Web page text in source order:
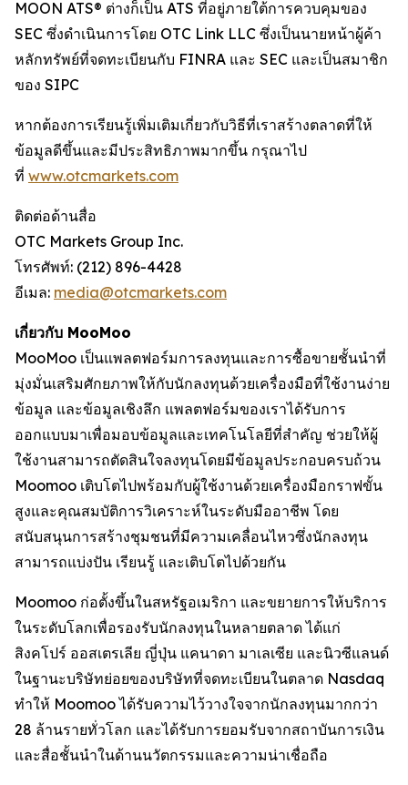
MOON ATS® ต่างก็เป็น ATS ที่อยู่ภายใต้การควบคุมของ
SEC ซึ่งดำเนินการโดย OTC Link LLC ซึ่งเป็นนายหน้าผู้ค้า
หลักทรัพย์ที่จดทะเบียนกับ FINRA และ SEC และเป็นสมาชิก
ของ SIPC
หากต้องการเรียนรู้เพิ่มเติมเกี่ยวกับวิธีที่เราสร้างตลาดที่ให้
ข้อมูลดีขึ้นและมีประสิทธิภาพมากขึ้น กรุณาไป
ที่ www.otcmarkets.com
ติดต่อด้านสื่อ
OTC Markets Group Inc.
โทรศัพท์: (212) 896-4428
อีเมล: media@otcmarkets.com
เกี่ยวกับ MooMoo
MooMoo เป็นแพลตฟอร์มการลงทุนและการซื้อขายชั้นนำที่
มุ่งมั่นเสริมศักยภาพให้กับนักลงทุนด้วยเครื่องมือที่ใช้งานง่าย
ข้อมูล และข้อมูลเชิงลึก แพลตฟอร์มของเราได้รับการ
ออกแบบมาเพื่อมอบข้อมูลและเทคโนโลยีที่สำคัญ ช่วยให้ผู้
ใช้งานสามารถตัดสินใจลงทุนโดยมีข้อมูลประกอบครบถ้วน
Moomoo เติบโตไปพร้อมกับผู้ใช้งานด้วยเครื่องมือกราฟขั้น
สูงและคุณสมบัติการวิเคราะห์ในระดับมืออาชีพ โดย
สนับสนุนการสร้างชุมชนที่มีความเคลื่อนไหวซึ่งนักลงทุน
สามารถแบ่งปัน เรียนรู้ และเติบโตไปด้วยกัน
Moomoo ก่อตั้งขึ้นในสหรัฐอเมริกา และขยายการให้บริการ
ในระดับโลกเพื่อรองรับนักลงทุนในหลายตลาด ได้แก่
สิงคโปร์ ออสเตรเลีย ญี่ปุ่น แคนาดา มาเลเซีย และนิวซีแลนด์
ในฐานะบริษัทย่อยของบริษัทที่จดทะเบียนในตลาด Nasdaq
ทำให้ Moomoo ได้รับความไว้วางใจจากนักลงทุนมากกว่า
28 ล้านรายทั่วโลก และได้รับการยอมรับจากสถาบันการเงิน
และสื่อชั้นนำในด้านนวัตกรรมและความน่าเชื่อถือ